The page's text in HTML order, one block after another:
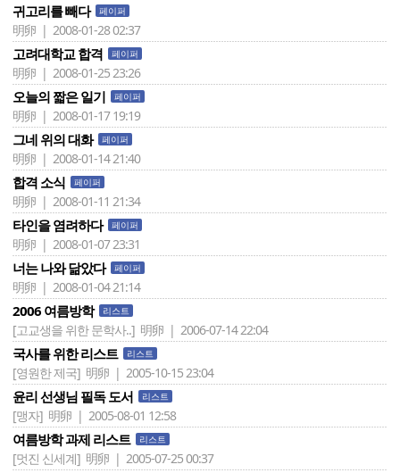
귀고리를 빼다 페이퍼
明卵 | 2008-01-28 02:37
고려대학교 합격 페이퍼
明卵 | 2008-01-25 23:26
오늘의 짧은 일기 페이퍼
明卵 | 2008-01-17 19:19
그네 위의 대화 페이퍼
明卵 | 2008-01-14 21:40
합격 소식 페이퍼
明卵 | 2008-01-11 21:34
타인을 염려하다 페이퍼
明卵 | 2008-01-07 23:31
너는 나와 닮았다 페이퍼
明卵 | 2008-01-04 21:14
2006 여름방학 리스트
[고교생을 위한 문학사..] 明卵 | 2006-07-14 22:04
국사를 위한 리스트 리스트
[영원한 제국] 明卵 | 2005-10-15 23:04
윤리 선생님 필독 도서 리스트
[맹자] 明卵 | 2005-08-01 12:58
여름방학 과제 리스트 리스트
[멋진 신세계] 明卵 | 2005-07-25 00:37